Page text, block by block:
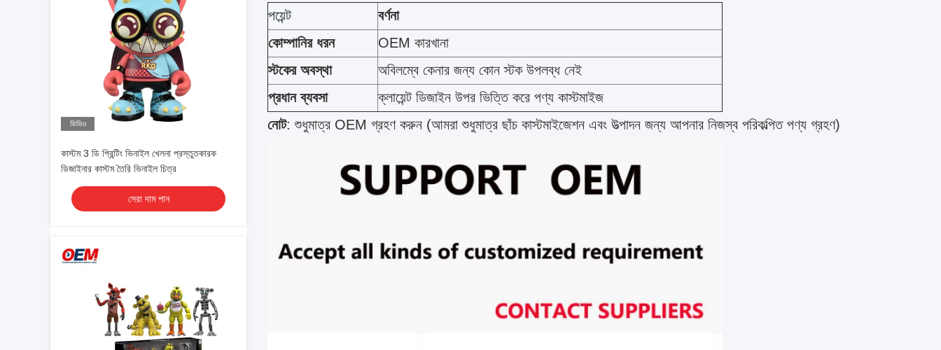
ভিডিও
কাস্টম 3 ডি প্রিন্টিং ভিনাইল খেলনা প্রস্তুতকারক
ডিজাইনার কাস্টম তৈরি ভিনাইল চিত্র
সেরা দাম পান
পয়েন্ট
বর্ণনা
কোম্পানির ধরন
OEM কারখানা
স্টকের অবস্থা
অবিলম্বে কেনার জন্য কোন স্টক উপলব্ধ নেই
প্রধান ব্যবসা
ক্লায়েন্ট ডিজাইন উপর ভিত্তি করে পণ্য কাস্টমাইজ
নোট: শুধুমাত্র OEM গ্রহণ করুন (আমরা শুধুমাত্র ছাঁচ কাস্টমাইজেশন এবং উত্পাদন জন্য আপনার নিজস্ব পরিকল্পিত পণ্য গ্রহণ)